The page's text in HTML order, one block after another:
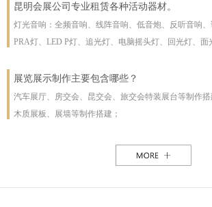
昆明会展公司专业租赁各种活动器材。
灯光音响：全频音响、线阵音响、低音炮、反听音响、
PRA灯、LED P灯、追光灯、电脑摇头灯、回光灯、面
展览展示制作主要包含哪些？
汽车展厅、房交会、昆交会、旅交会特装展台等制作搭
木质展板、展墙等制作搭建；